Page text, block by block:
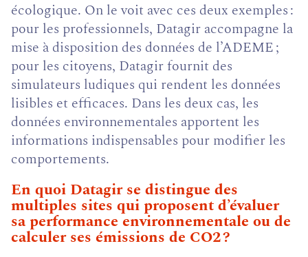
écologique. On le voit avec ces deux exemples :
pour les professionnels, Datagir accompagne la
mise à disposition des données de l’ADEME ;
pour les citoyens, Datagir fournit des
simulateurs ludiques qui rendent les données
lisibles et efficaces. Dans les deux cas, les
données environnementales apportent les
informations indispensables pour modifier les
comportements.
En quoi Datagir se distingue des
multiples sites qui proposent d’évaluer
sa performance environnementale ou de
calculer ses émissions de CO2 ?